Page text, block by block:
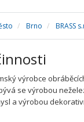
Brno BRASS
výrobce
se výrobou
a výrobou